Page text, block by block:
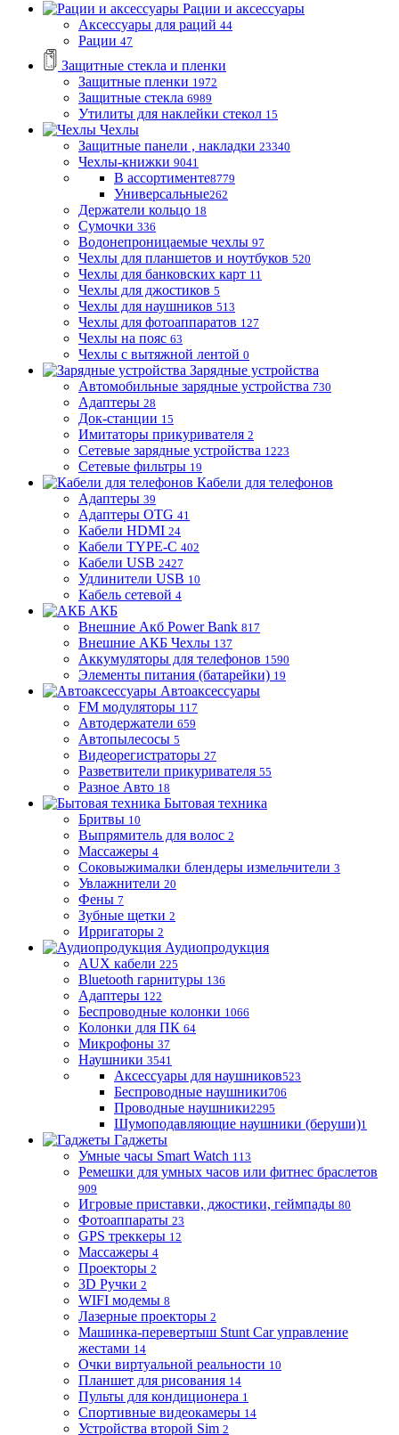
Рации и аксессуары
Аксессуары для раций 44
Рации 47
Защитные стекла и пленки
Защитные пленки 1972
Защитные стекла 6989
Утилиты для наклейки стекол 15
Чехлы
Защитные панели , накладки 23340
Чехлы-книжки 9041
В ассортименте8779
Универсальные262
Держатели кольцо 18
Сумочки 336
Водонепроницаемые чехлы 97
Чехлы для планшетов и ноутбуков 520
Чехлы для банковских карт 11
Чехлы для джостиков 5
Чехлы для наушников 513
Чехлы для фотоаппаратов 127
Чехлы на пояс 63
Чехлы с вытяжной лентой 0
Зарядные устройства
Автомобильные зарядные устройства 730
Адаптеры 28
Док-станции 15
Имитаторы прикуривателя 2
Сетевые зарядные устройства 1223
Сетевые фильтры 19
Кабели для телефонов
Адаптеры 39
Адаптеры OTG 41
Кабели HDMI 24
Кабели TYPE-C 402
Кабели USB 2427
Удлинители USB 10
Кабель сетевой 4
АКБ
Внешние Акб Power Bank 817
Внешние АКБ Чехлы 137
Аккумуляторы для телефонов 1590
Элементы питания (батарейки) 19
Автоаксессуары
FM модуляторы 117
Автодержатели 659
Автопылесосы 5
Видеорегистраторы 27
Разветвители прикуривателя 55
Разное Авто 18
Бытовая техника
Бритвы 10
Выпрямитель для волос 2
Массажеры 4
Соковыжималки блендеры измельчители 3
Увлажнители 20
Фены 7
Зубные щетки 2
Ирригаторы 2
Аудиопродукция
AUX кабели 225
Bluetooth гарнитуры 136
Адаптеры 122
Беспроводные колонки 1066
Колонки для ПК 64
Микрофоны 37
Наушники 3541
Аксессуары для наушников523
Беспроводные наушники706
Проводные наушники2295
Шумоподавляющие наушники (беруши)1
Гаджеты
Умные часы Smart Watch 113
Ремешки для умных часов или фитнес браслетов
909
Игровые приставки, джостики, геймпады 80
Фотоаппараты 23
GPS треккеры 12
Массажеры 4
Проекторы 2
3D Ручки 2
WIFI модемы 8
Лазерные проекторы 2
Машинка-перевертыш Stunt Car управление
жестами 14
Очки виртуальной реальности 10
Планшет для рисования 14
Пульты для кондиционера 1
Спортивные видеокамеры 14
Устройства второй Sim 2